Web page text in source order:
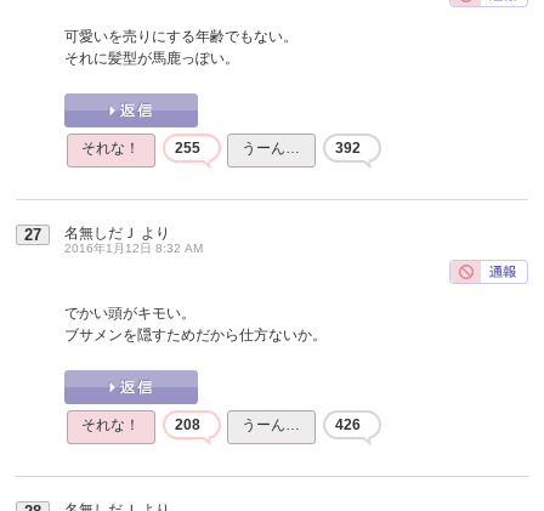
可愛いを売りにする年齢でもない。
それに髪型が馬鹿っぽい。
それな！ 255 うーん… 392
27 名無しだＪ より
2016年1月12日 8:32 AM
でかい頭がキモい。
ブサメンを隠すためだから仕方ないか。
それな！ 208 うーん… 426